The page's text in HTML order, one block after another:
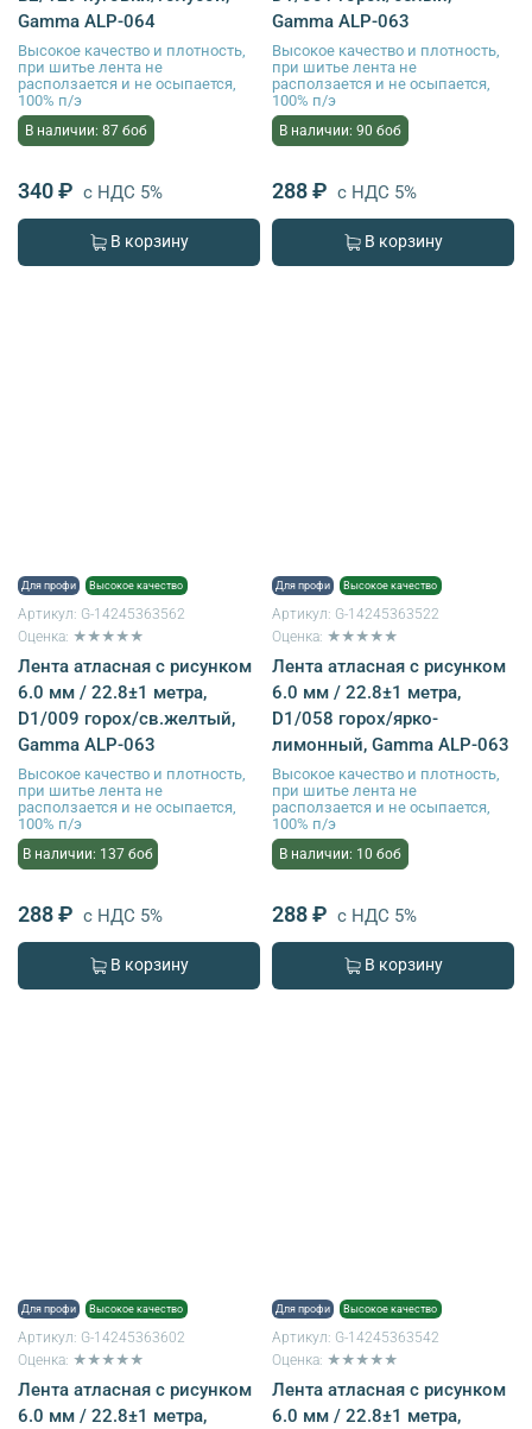
Gamma ALP-064
Высокое качество и плотность,
при шитье лента не
расползается и не осыпается,
100% п/э
В наличии: 87 боб
340 ₽ с НДС 5%
В корзину
Gamma ALP-063
Высокое качество и плотность,
при шитье лента не
расползается и не осыпается,
100% п/э
В наличии: 90 боб
288 ₽ с НДС 5%
В корзину
Для профи Высокое качество
Артикул: G-14245363562
Оценка: ★★★★★
Лента атласная с рисунком
6.0 мм / 22.8±1 метра,
D1/009 горох/св.желтый,
Gamma ALP-063
Высокое качество и плотность,
при шитье лента не
расползается и не осыпается,
100% п/э
В наличии: 137 боб
288 ₽ с НДС 5%
В корзину
Для профи Высокое качество
Артикул: G-14245363522
Оценка: ★★★★★
Лента атласная с рисунком
6.0 мм / 22.8±1 метра,
D1/058 горох/ярко-
лимонный, Gamma ALP-063
Высокое качество и плотность,
при шитье лента не
расползается и не осыпается,
100% п/э
В наличии: 10 боб
288 ₽ с НДС 5%
В корзину
Для профи Высокое качество
Артикул: G-14245363602
Оценка: ★★★★★
Лента атласная с рисунком
6.0 мм / 22.8±1 метра,
Для профи Высокое качество
Артикул: G-14245363542
Оценка: ★★★★★
Лента атласная с рисунком
6.0 мм / 22.8±1 метра,